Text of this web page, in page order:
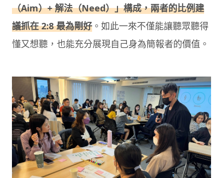
（Aim）+ 解法（Need）」構成，兩者的比例建
議抓在 2:8 最為剛好 。如此一來不僅能讓聽眾聽得
懂又想聽，也能充分展現自己身為簡報者的價值。